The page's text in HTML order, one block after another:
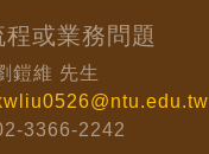
程或業務問題
鎧維 先生
3366-2242